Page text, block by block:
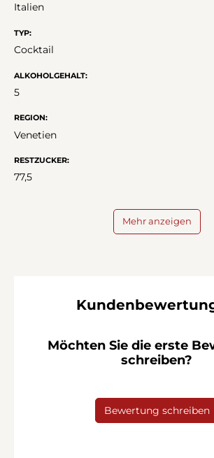
Italien
TYP:
Cocktail
ALKOHOLGEHALT:
5
REGION:
Venetien
RESTZUCKER:
77,5
Mehr anzeigen
Möchten Sie die erste
schreiben?
Bewertung schreiben